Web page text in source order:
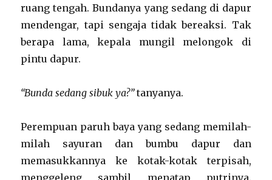
ruang tengah. Bundanya yang sedang di dapur
mendengar, tapi sengaja tidak bereaksi. Tak
berapa lama, kepala mungil melongok di
pintu dapur.
“Bunda sedang sibuk ya?”tanyanya.
Perempuan paruh baya yang sedang memilah-
milah sayuran dan bumbu dapur dan
memasukkannya ke kotak-kotak terpisah,
menggeleng sambil menatap putrinya.